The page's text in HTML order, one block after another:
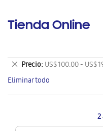
Tienda Online
2
Precio US$ 100.00 - US$
Eliminar
este
artículo
Eliminar todo